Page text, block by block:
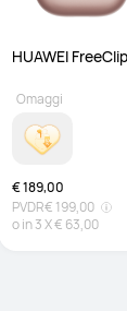
HUAWEI
€ 189,00
PVDR€ 199,00
o in3X€ 63,00
Omaggi